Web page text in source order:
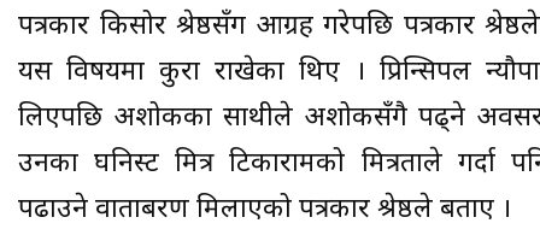
पत्रकार किसोर श्रेष्ठसँग आग्रह गरेपछि पत्रकार
यस विषयमा कुरा राखेका थिए । प्रिन्सिपल
लिएपछि अशोकका साथीले अशोकसँगै पढ्ने
उनका घनिस्ट मित्र टिकारामको मित्रताले गर्दा
पढाउने वाताबरण मिलाएको पत्रकार श्रेष्ठले बताए ।